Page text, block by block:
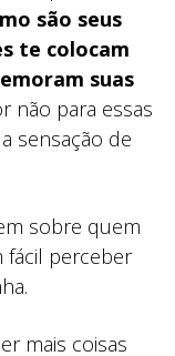
são seus
te colocam
suas
não para essas
sensação de
sobre quem
fácil perceber
mais coisas